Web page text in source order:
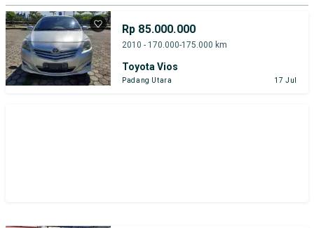
Rp 85.000.000
2010 - 170.000-175.000 km
Toyota Vios
Padang Utara 17 Jul